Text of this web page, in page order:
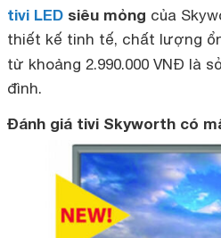
tivi LED siêu mỏng của
thiết kế tinh tế, chất lượng
từ khoảng 2.990.000 VNĐ là
đình.
Đánh giá tivi Skyworth có